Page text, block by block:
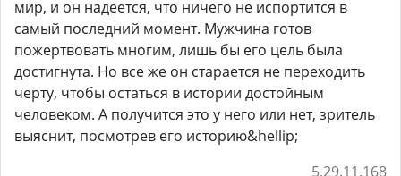
мир, и он надеется, что ничего не испортится в
самый последний момент. Мужчина готов
пожертвовать многим, лишь бы его цель была
достигнута. Но все же он старается не переходить
черту, чтобы остаться в истории достойным
человеком. А получится это у него или нет, зритель
выяснит, посмотрев его историю&hellip;
5.29.11.168